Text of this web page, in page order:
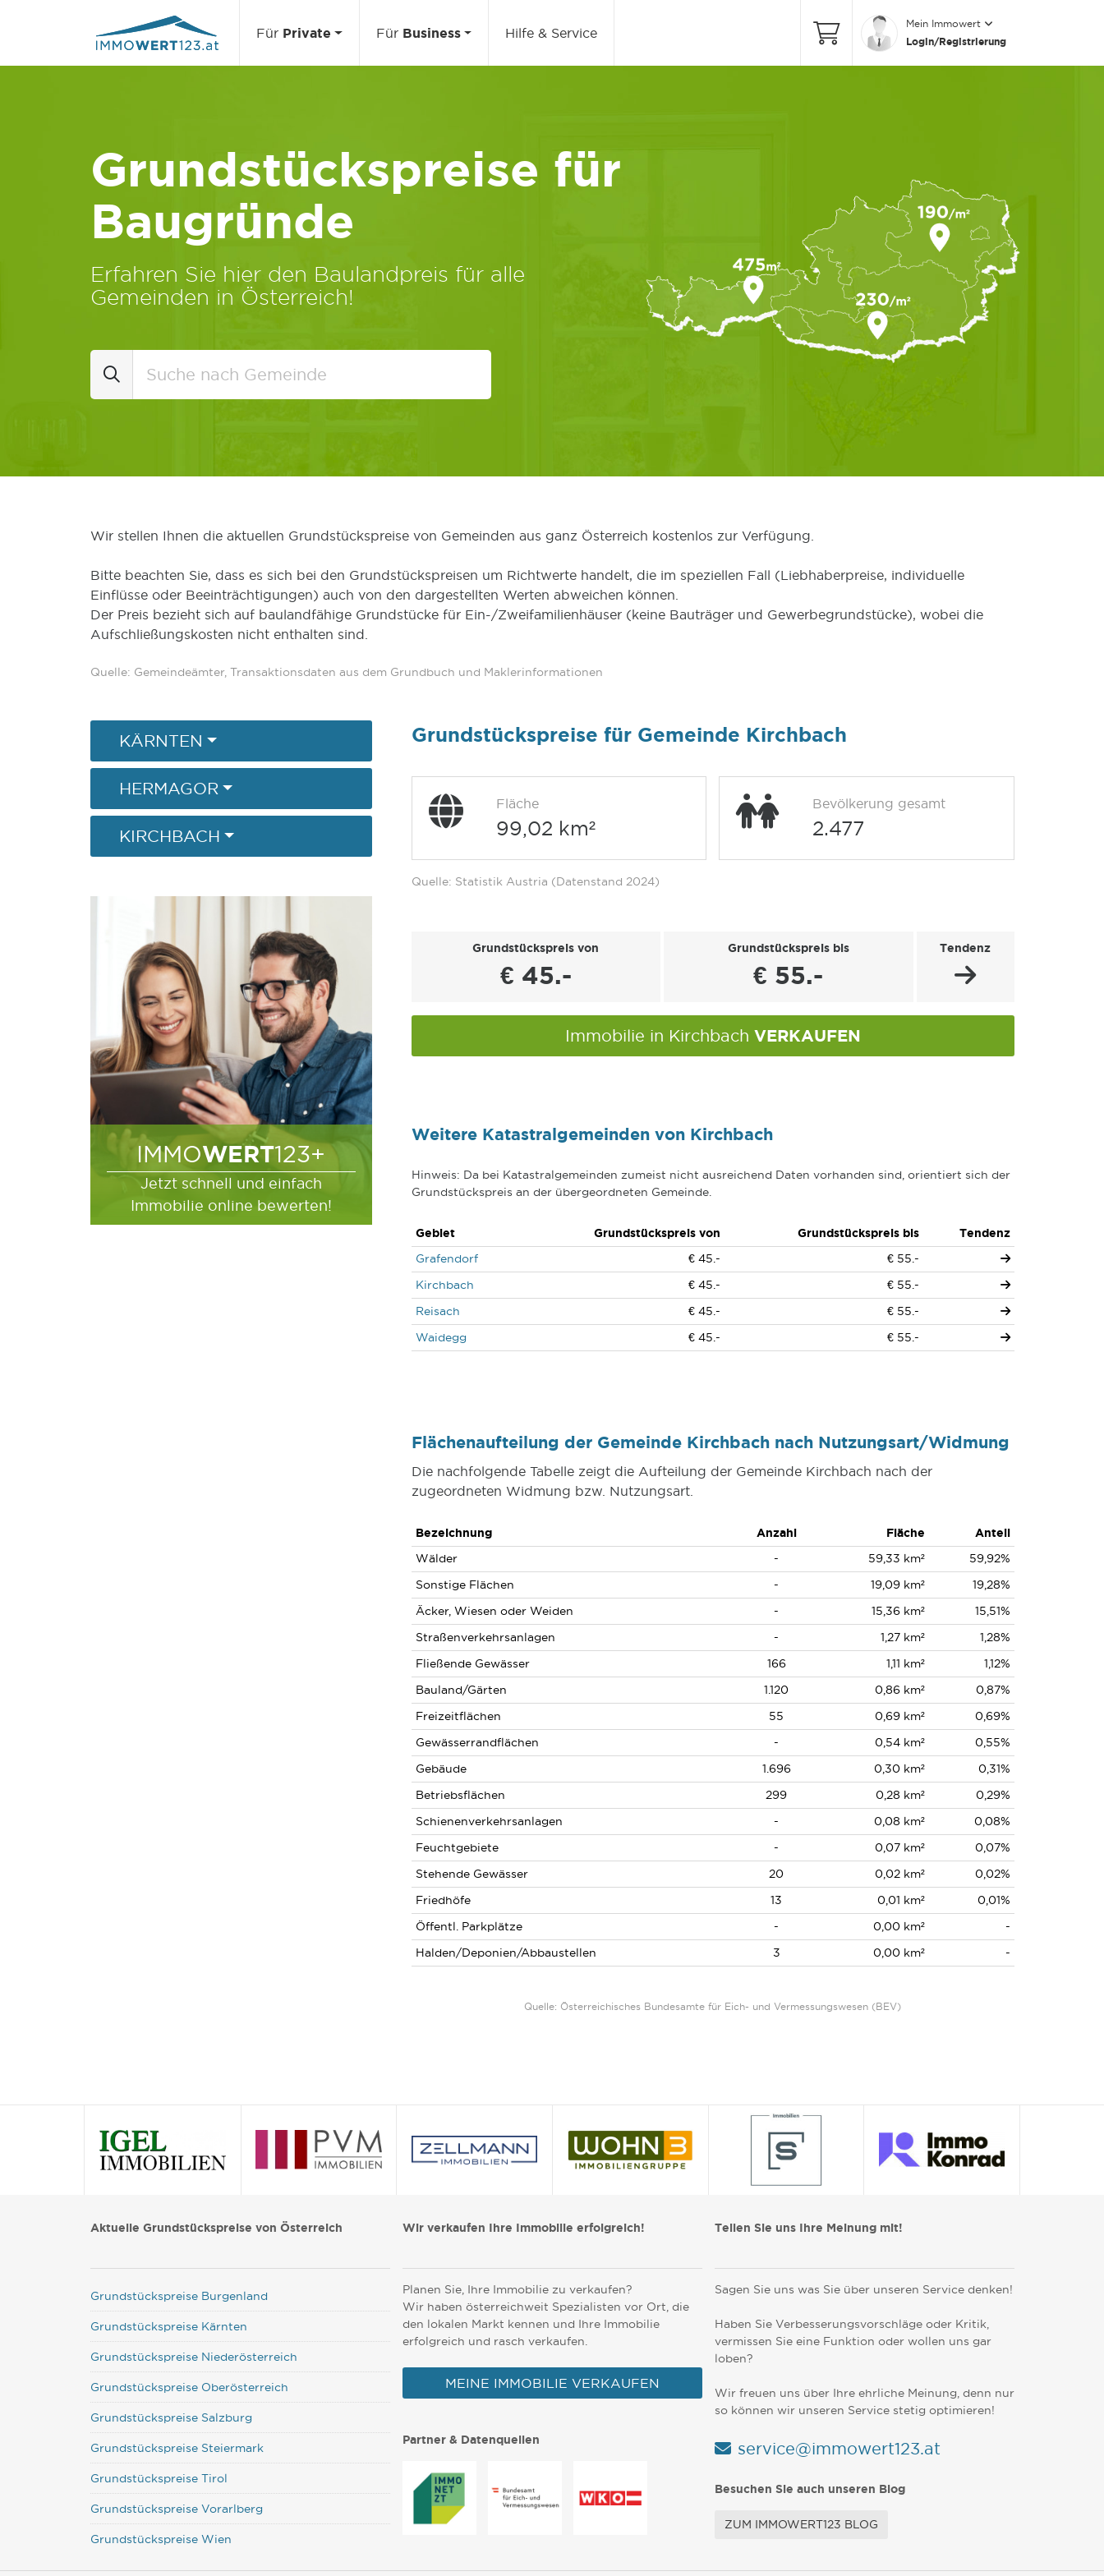
Für Private Für Business Hilfe & Service
Mein Immowert
Login/Registrierung
Grundstückspreise für
Baugründe
Erfahren Sie hier den Baulandpreis für alle
Gemeinden in Österreich!
Wir stellen Ihnen die aktuellen Grundstückspreise von Gemeinden aus ganz Österreich kostenlos zur Verfügung.
Bitte beachten Sie, dass es sich bei den Grundstückspreisen um Richtwerte handelt, die im speziellen Fall (Liebhaberpreise, individuelle
Einflüsse oder Beeinträchtigungen) auch von den dargestellten Werten abweichen können.
Der Preis bezieht sich auf baulandfähige Grundstücke für Ein-/Zweifamilienhäuser (keine Bauträger und Gewerbegrundstücke), wobei die
Aufschließungskosten nicht enthalten sind.
Quelle: Gemeindeämter, Transaktionsdaten aus dem Grundbuch und Maklerinformationen
KÄRNTEN
HERMAGOR
KIRCHBACH
IMMOWERT123+
Jetzt schnell und einfach
Immobilie online bewerten!
Grundstückspreise für Gemeinde Kirchbach
Fläche
99,02 km²
Bevölkerung gesamt
2.477
Quelle: Statistik Austria (Datenstand 2024)
Grundstückspreis von
€ 45.-
Grundstückspreis bis
€ 55.-
Tendenz
Immobilie in Kirchbach VERKAUFEN
Weitere Katastralgemeinden von Kirchbach
Hinweis: Da bei Katastralgemeinden zumeist nicht ausreichend Daten vorhanden sind, orientiert sich der
Grundstückspreis an der übergeordneten Gemeinde.
Gebiet Grundstückspreis von Grundstückspreis bis
Tendenz
Grafendorf
€ 45.-
€ 55.-
Kirchbach
€ 45.-
€ 55.-
Reisach
€ 45.-
€ 55.-
Waidegg
€ 45.- € 55.-
Flächenaufteilung der Gemeinde Kirchbach nach Nutzungsart/Widmung
Die nachfolgende Tabelle zeigt die Aufteilung der Gemeinde Kirchbach nach der
zugeordneten Widmung bzw. Nutzungsart.
Bezeichnung Anzahl Fläche
Anteil
Wälder
- 59,33 km²
59,92%
Sonstige Flächen
- 19,09 km²
19,28%
Äcker, Wiesen oder Weiden
- 15,36 km²
15,51%
Straßenverkehrsanlagen
- 1,27 km²
1,28%
Fließende Gewässer
166 1,11 km²
1,12%
Bauland/Gärten
1.120 0,86 km²
0,87%
Freizeitflächen
55 0,69 km²
0,69%
Gewässerrandflächen
- 0,54 km²
0,55%
Gebäude
1.696 0,30 km²
0,31%
Betriebsflächen
299 0,28 km²
0,29%
Schienenverkehrsanlagen
- 0,08 km²
0,08%
Feuchtgebiete
- 0,07 km²
0,07%
Stehende Gewässer
20 0,02 km²
0,02%
Friedhöfe
13 0,01 km²
0,01%
Öffentl. Parkplätze
- 0,00 km²
-
Halden/Deponien/Abbaustellen
3 0,00 km² -
Quelle: Österreichisches Bundesamte für Eich- und Vermessungswesen (BEV)
Aktuelle Grundstückspreise von Österreich
Grundstückspreise Burgenland
Grundstückspreise Kärnten
Grundstückspreise Niederösterreich
Grundstückspreise Oberösterreich
Grundstückspreise Salzburg
Grundstückspreise Steiermark
Grundstückspreise Tirol
Grundstückspreise Vorarlberg
Grundstückspreise Wien
Wir verkaufen Ihre Immobilie erfolgreich!
Planen Sie, Ihre Immobilie zu verkaufen?
Wir haben österreichweit Spezialisten vor Ort, die
den lokalen Markt kennen und Ihre Immobilie
erfolgreich und rasch verkaufen.
MEINE IMMOBILIE VERKAUFEN
Partner & Datenquellen
Teilen Sie uns Ihre Meinung mit!
Sagen Sie uns was Sie über unseren Service denken!
Haben Sie Verbesserungsvorschläge oder Kritik,
vermissen Sie eine Funktion oder wollen uns gar
loben?
Wir freuen uns über Ihre ehrliche Meinung, denn nur
so können wir unseren Service stetig optimieren!
service@immowert123.at
Besuchen Sie auch unseren Blog
ZUM IMMOWERT123 BLOG